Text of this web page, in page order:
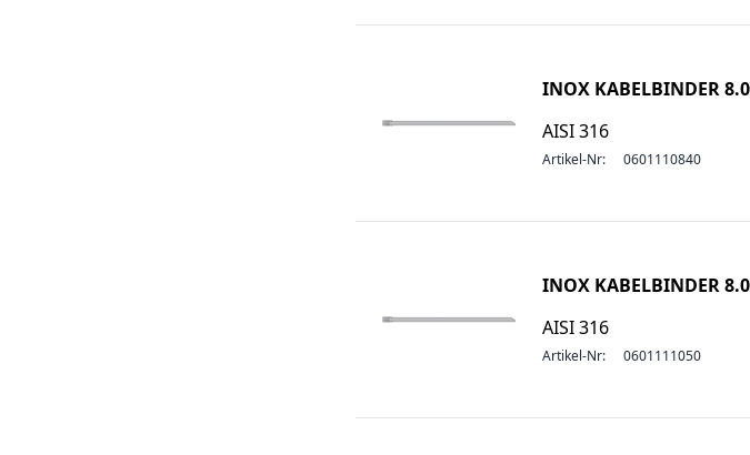
INOX KABELBINDER
AISI 316
Artikel-Nr: 0601110840
INOX KABELBINDER
AISI 316
Artikel-Nr: 0601111050